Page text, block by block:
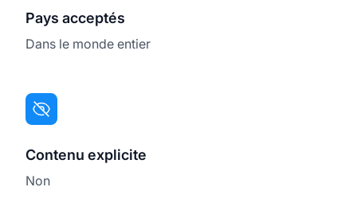
Pays acceptés
Dans le monde entier
Contenu explicite
Non